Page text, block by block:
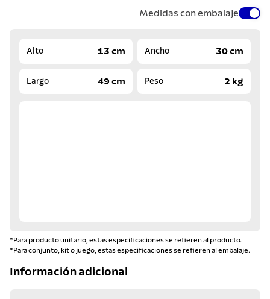
Medidas con embalaje
Alto 13 cm Ancho 30 cm
Largo 49 cm Peso 2 kg
*Para producto unitario, estas especificaciones se refieren al producto.
*Para conjunto, kit o juego, estas especificaciones se refieren al embalaje.
Información adicional